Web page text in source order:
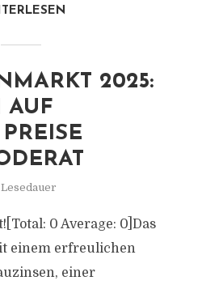
2025:
AUF
0 Average: 0]Das
einem erfreulichen
einer